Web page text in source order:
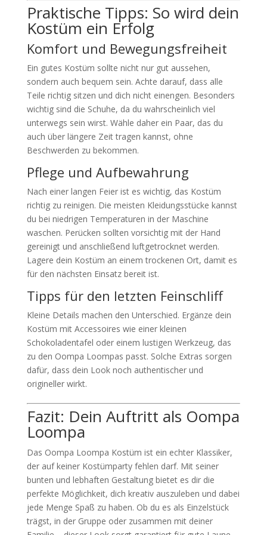
Praktische Tipps: So wird dein
Kostüm ein Erfolg
Komfort und Bewegungsfreiheit
Ein gutes Kostüm sollte nicht nur gut aussehen,
sondern auch bequem sein. Achte darauf, dass alle
Teile richtig sitzen und dich nicht einengen. Besonders
wichtig sind die Schuhe, da du wahrscheinlich viel
unterwegs sein wirst. Wähle daher ein Paar, das du
auch über längere Zeit tragen kannst, ohne
Beschwerden zu bekommen.
Pflege und Aufbewahrung
Nach einer langen Feier ist es wichtig, das Kostüm
richtig zu reinigen. Die meisten Kleidungsstücke kannst
du bei niedrigen Temperaturen in der Maschine
waschen. Perücken sollten vorsichtig mit der Hand
gereinigt und anschließend luftgetrocknet werden.
Lagere dein Kostüm an einem trockenen Ort, damit es
für den nächsten Einsatz bereit ist.
Tipps für den letzten Feinschliff
Kleine Details machen den Unterschied. Ergänze dein
Kostüm mit Accessoires wie einer kleinen
Schokoladentafel oder einem lustigen Werkzeug, das
zu den Oompa Loompas passt. Solche Extras sorgen
dafür, dass dein Look noch authentischer und
origineller wirkt.
Fazit: Dein Auftritt als Oompa
Loompa
Das Oompa Loompa Kostüm ist ein echter Klassiker,
der auf keiner Kostümparty fehlen darf. Mit seiner
bunten und lebhaften Gestaltung bietet es dir die
perfekte Möglichkeit, dich kreativ auszuleben und dabei
jede Menge Spaß zu haben. Ob du es als Einzelstück
trägst, in der Gruppe oder zusammen mit deiner